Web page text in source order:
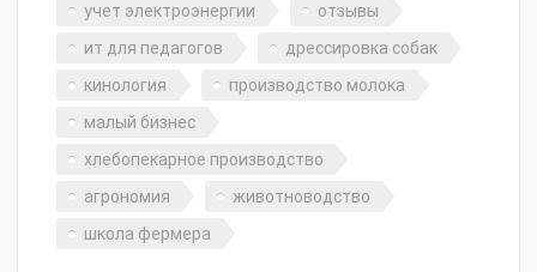
учет электроэнергии
отзывы
ит для педагогов
дрессировка собак
кинология
производство молока
малый бизнес
хлебопекарное производство
агрономия
животноводство
школа фермера